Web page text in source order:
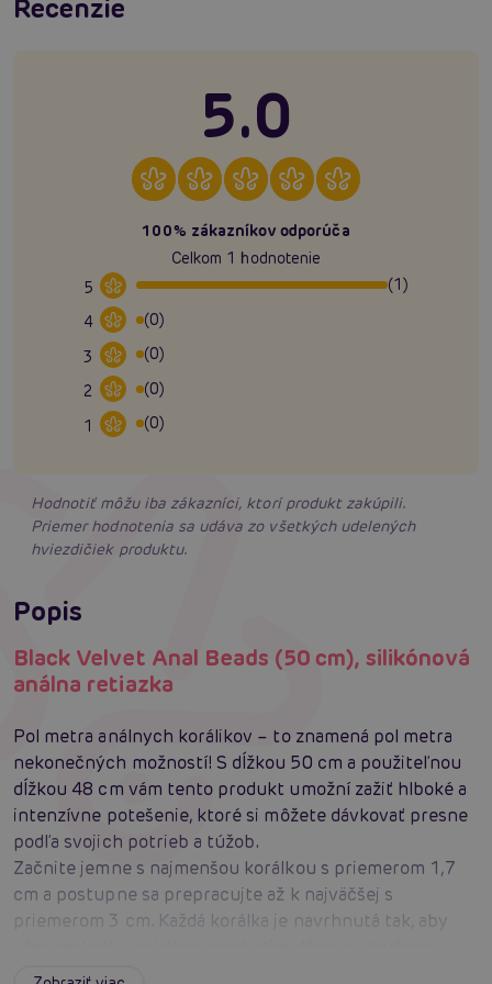
Recenzie
5.0
100% zákazníkov odporúča
Celkom 1 hodnotenie
5
(1)
4
(0)
3
(0)
2
(0)
1
(0)
Hodnotiť môžu iba zákazníci, ktorí produkt zakúpili.
Priemer hodnotenia sa udáva zo všetkých udelených
hviezdičiek produktu.
Popis
Black Velvet Anal Beads (50 cm), silikónová
análna retiazka
Pol metra análnych korálikov – to znamená pol metra
nekonečných možností! S dĺžkou 50 cm a použiteľnou
dĺžkou 48 cm vám tento produkt umožní zažiť hlboké a
intenzívne potešenie, ktoré si môžete dávkovať presne
podľa svojich potrieb a túžob.
Začnite jemne s najmenšou korálkou s priemerom 1,7
cm a postupne sa prepracujte až k najväčšej s
priemerom 3 cm. Každá korálka je navrhnutá tak, aby
Vďaka postupnému zväčšovaniu priemeru si môžete